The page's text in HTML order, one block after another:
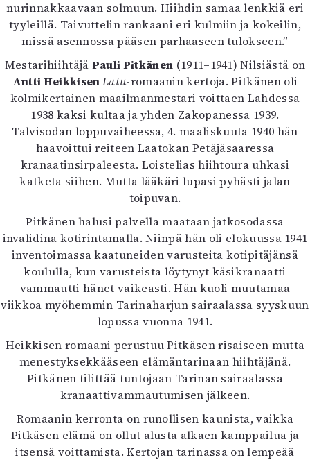
Musiikki
Levyt
Kuvataide
Kirjat
In English
Esitystaide
Arkisto
Lehdet
4/2026
2–3/2026
1/2026
6/2025
5/2025 saame
5/2025
Lehtiarkisto
Info
Yhteistyössä
Toimitus
Mediatiedot
Kaltio ry
nurinnakkaavaan solmuun. Hiihdin samaa lenkkiä eri
tyyleillä. Taivuttelin rankaani eri kulmiin ja kokeilin,
missä asennossa pääsen parhaaseen tulokseen.”
Mestarihiihtäjä Pauli Pitkänen (1911–1941) Nilsiästä on
Antti HeikkisenLatu-romaanin kertoja. Pitkänen oli
kolmikertainen maailmanmestari voittaen Lahdessa
1938 kaksi kultaa ja yhden Zakopanessa 1939.
Talvisodan loppuvaiheessa, 4. maaliskuuta 1940 hän
haavoittui reiteen Laatokan Petäjäsaaressa
kranaatinsirpaleesta. Loistelias hiihtoura uhkasi
katketa siihen. Mutta lääkäri lupasi pyhästi jalan
toipuvan.
Pitkänen halusi palvella maataan jatkosodassa
invalidina kotirintamalla. Niinpä hän oli elokuussa 1941
inventoimassa kaatuneiden varusteita kotipitäjänsä
koululla, kun varusteista löytynyt käsikranaatti
vammautti hänet vaikeasti. Hän kuoli muutamaa
viikkoa myöhemmin Tarinaharjun sairaalassa syyskuun
lopussa vuonna 1941.
Heikkisen romaani perustuu Pitkäsen risaiseen mutta
menestyksekkääseen elämäntarinaan hiihtäjänä.
Pitkänen tilittää tuntojaan Tarinan sairaalassa
kranaattivammautumisen jälkeen.
Romaanin kerronta on runollisen kaunista, vaikka
Pitkäsen elämä on ollut alusta alkaen kamppailua ja
itsensä voittamista. Kertojan tarinassa on lempeää